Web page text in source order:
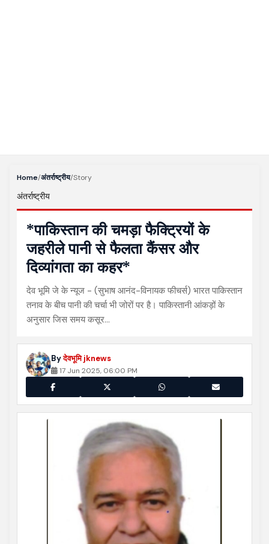
Home/अंतर्राष्ट्रीय/Story
अंतर्राष्ट्रीय
*पाकिस्तान की चमड़ा फैक्ट्रियों के
जहरीले पानी से फैलता कैंसर और
दिव्यांगता का कहर*
देव भूमि जे के न्यूज - (सुभाष आनंद-विनायक फीचर्स) भारत पाकिस्तान
तनाव के बीच पानी की चर्चा भी जोरों पर है। पाकिस्तानी आंकड़ों के
अनुसार जिस समय कसूर…
Byदेवभूमि jknews
17 Jun 2025, 06:00 PM